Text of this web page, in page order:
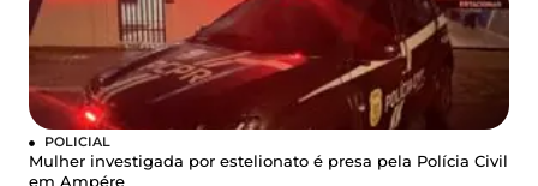
POLICIAL
Mulher investigada por estelionato é presa pela Polícia Civil
em Ampére